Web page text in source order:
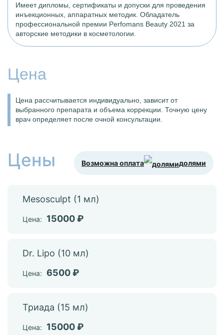
Имеет дипломы, сертификаты и допуски для проведения
инъекционных, аппаратных методик. Обладатель
профессиональной премии Perfomans Beauty 2021 за
авторские методики в косметологии.
Цена
Цена рассчитывается индивидуально, зависит от
выбранного препарата и объема коррекции. Точную цену
врач определяет после очной консультации.
Цены Возможна оплата долями
Меsosculpt (1 мл)
Цена: 15000 ₽
Dr. Lipo (10 мл)
Цена: 6500 ₽
Триада (15 мл)
Цена: 15000 ₽